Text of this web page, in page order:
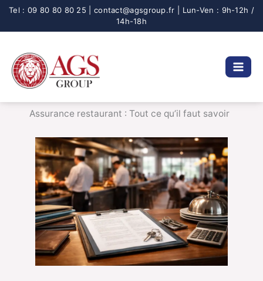
Aller
Assurance restaurant : Tout ce qu’il faut savoir